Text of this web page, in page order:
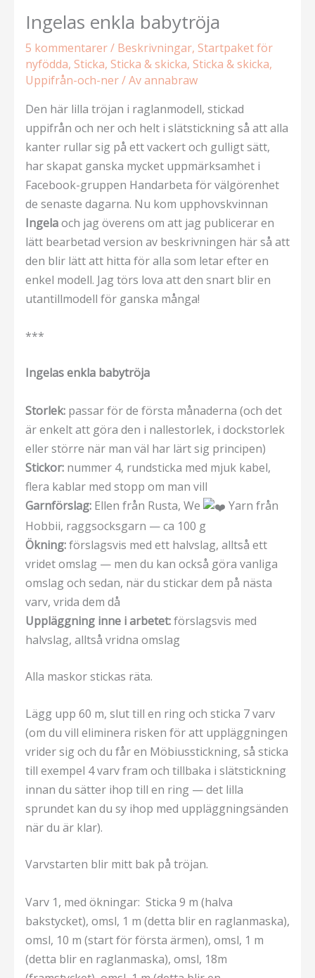
Ingelas enkla babytröja
5 kommentarer/ Beskrivningar, Startpaket för
nyfödda, Sticka, Sticka & skicka, Sticka & skicka,
Uppifrån-och-ner/ Avannabraw
Den här lilla tröjan i raglanmodell, stickad
uppifrån och ner och helt i slätstickning så att alla
kanter rullar sig på ett vackert och gulligt sätt,
har skapat ganska mycket uppmärksamhet i
Facebook-gruppen Handarbeta för välgörenhet
de senaste dagarna. Nu kom upphovskvinnan
Ingelaoch jag överens om att jag publicerar en
lätt bearbetad version av beskrivningen här så att
den blir lätt att hitta för alla som letar efter en
enkel modell. Jag törs lova att den snart blir en
utantillmodell för ganska många!
***
Ingelas enkla babytröja
Storlek: passar för de första månaderna (och det
är enkelt att göra den i nallestorlek, i dockstorlek
eller större när man väl har lärt sig principen)
Stickor: nummer 4, rundsticka med mjuk kabel,
flera kablar med stopp om man vill
Garnförslag: Ellen från Rusta, We
Yarn från
Hobbii, raggsocksgarn — ca 100 g
Ökning:förslagsvis med ett halvslag, alltså ett
vridet omslag — men du kan också göra vanliga
omslag och sedan, när du stickar dem på nästa
varv, vrida dem då
Uppläggning inne i arbetet:förslagsvis med
halvslag, alltså vridna omslag
Alla maskor stickas räta.
Lägg upp 60 m, slut till en ring och sticka 7 varv
(om du vill eliminera risken för att uppläggningen
vrider sig och du får en Möbiusstickning, så sticka
till exempel 4 varv fram och tillbaka i slätstickning
innan du sätter ihop till en ring — det lilla
sprundet kan du sy ihop med uppläggningsänden
när du är klar).
Varvstarten blir mitt bak på tröjan.
Varv 1, med ökningar: Sticka 9 m (halva
bakstycket), omsl, 1 m (detta blir en raglanmaska),
omsl, 10 m (start för första ärmen), omsl, 1 m
(detta blir en raglanmaska), omsl, 18m